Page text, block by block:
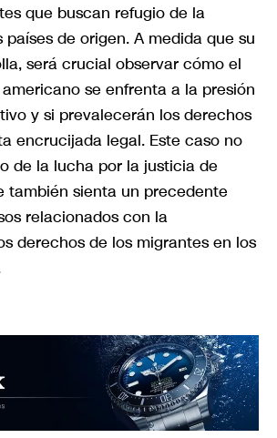
que buscan refugio de la
de origen. A medida que su
será crucial observar cómo el
se enfrenta a la presión
y si prevalecerán los derechos
encrucijada legal. Este caso no
de la lucha por la justicia de
también sienta un precedente
relacionados con la
derechos de los migrantes en los